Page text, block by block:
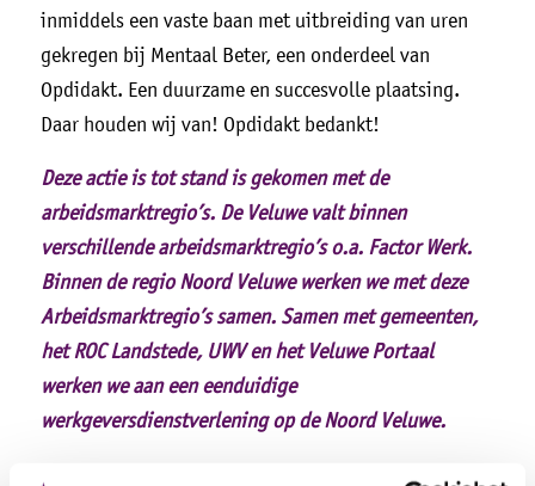
inmiddels een vaste baan met uitbreiding van uren
gekregen bij Mentaal Beter, een onderdeel van
Opdidakt. Een duurzame en succesvolle plaatsing.
Daar houden wij van! Opdidakt bedankt!
Deze actie is tot stand is gekomen met de
arbeidsmarktregio’s. De Veluwe valt binnen
verschillende arbeidsmarktregio’s o.a. Factor Werk.
Binnen de regio Noord Veluwe werken we met deze
Arbeidsmarktregio’s samen. Samen met gemeenten,
het ROC Landstede, UWV en het Veluwe Portaal
werken we aan een eenduidige
werkgeversdienstverlening op de Noord Veluwe.